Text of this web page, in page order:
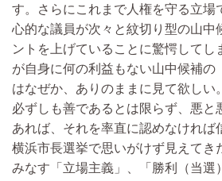
す。さらにこれまで人権を守る立場
心的な議員が次々と紋切り型の山中
ントを上げていることに驚愕してし
が自身に何の利益もない山中候補の
はなぜか、ありのままに見て欲しい
必ずしも善であるとは限らず、悪と
あれば、それを率直に認めなければ
横浜市長選挙で思いがけず見えてき
みなす「立場主義」、「勝利（当選